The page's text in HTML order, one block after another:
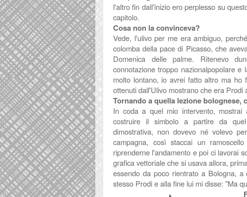
l'altro fin dall'inizio ero perplesso su
capitolo.
Cosa non la convinceva?
Vede, l'ulivo per me era ambiguo,
colomba della pace di Picasso, che
Domenica delle palme. Ritenevo
connotazione troppo nazionalpopolare
molto lontano, io avrei fatto altro ma ho
ottenuti dall'Ulivo mostrano che era Prodi
Tornando a quella lezione bolognese,
In coda a quel mio intervento, mostrai
costruire il simbolo a partire da
dimostrativa, non dovevo né volevo
campagna, così staccai un
riprenderne l'andamento e poi ci lavorai
grafica vettoriale che si usava allora,
essendo da poco rientrato a Bologna,
stesso Prodi e alla fine lui mi disse: "Ma